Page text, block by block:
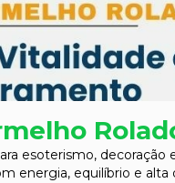
esoterismo,
energia, equilíbrio e alta